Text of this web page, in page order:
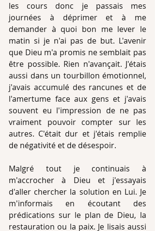
les cours donc je passais mes
journées à déprimer et à me
demander à quoi bon me lever le
matin si je n'ai pas de but. L'avenir
que Dieu m'a promis ne semblait pas
être possible. Rien n'avançait. J'étais
aussi dans un tourbillon émotionnel,
j'avais accumulé des rancunes et de
l'amertume face aux gens et j'avais
souvent eu l'impression de ne pas
vraiment pouvoir compter sur les
autres. C'était dur et j'étais remplie
de négativité et de désespoir.
Malgré tout je continuais à
m'accrocher à Dieu et j'essayais
d'aller chercher la solution en Lui. Je
m'informais en écoutant des
prédications sur le plan de Dieu, la
restauration ou la paix. Je lisais aussi